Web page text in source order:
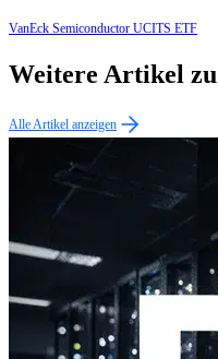
VanEck Semiconductor UCITS ETF
Weitere Artikel
Alle Artikel anzeigen